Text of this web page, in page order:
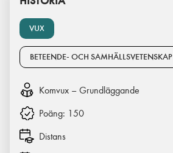
VUX
BETEENDE- OCH SAMHÄLLSVETENSKAP
Komvux – Grundläggande
Poäng: 150
Distans